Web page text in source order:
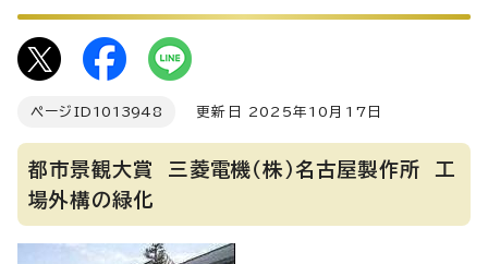
ページID 1013948 更新日 2025年10月17日
都市景観大賞 三菱電機（株）名古屋製作所 工
場外構の緑化